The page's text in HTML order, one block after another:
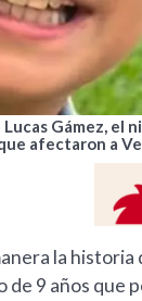
Gámez, el
afectaron a
la
de 9 años que